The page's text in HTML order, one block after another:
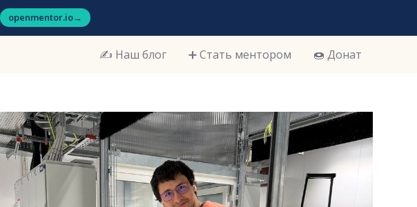
openmentor.io→
✍️ Наш блог ➕ Стать ментором 🍩 Донат